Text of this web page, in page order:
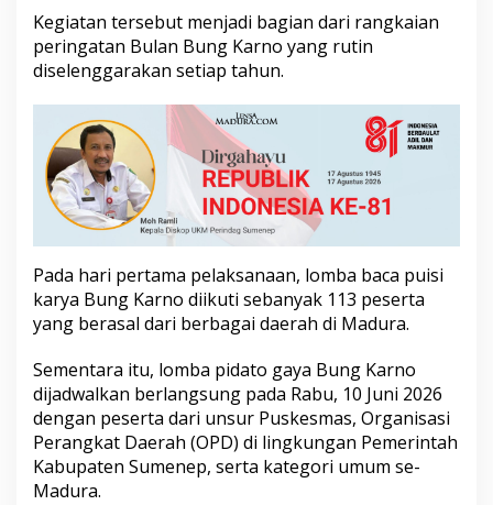
a
n
P
d
t
u
n
g
K
r
n
,
D
k
u
Kegiatan tersebut menjadi bagian dari rangkaian
peringatan Bulan Bung Karno yang rutin
diselenggarakan setiap tahun.
Pada hari pertama pelaksanaan, lomba baca puisi
karya Bung Karno diikuti sebanyak 113 peserta
yang berasal dari berbagai daerah di Madura.
Sementara itu, lomba pidato gaya Bung Karno
dijadwalkan berlangsung pada Rabu, 10 Juni 2026
dengan peserta dari unsur Puskesmas, Organisasi
Perangkat Daerah (OPD) di lingkungan Pemerintah
Kabupaten Sumenep, serta kategori umum se-
Madura.